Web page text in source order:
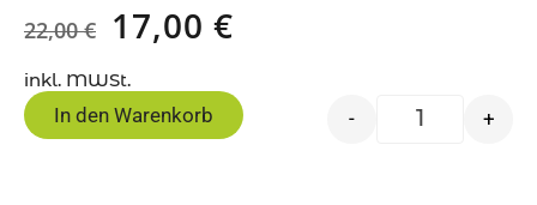
22,00€ 17,00 €
inkl. MWSt.
- +
In den Warenkorb